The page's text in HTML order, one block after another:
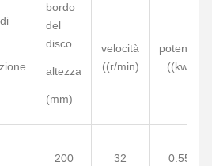
bordo
del
disco
altezza
(mm)
velocità
((r/min)
potenza
((kw)
200 32 0.55